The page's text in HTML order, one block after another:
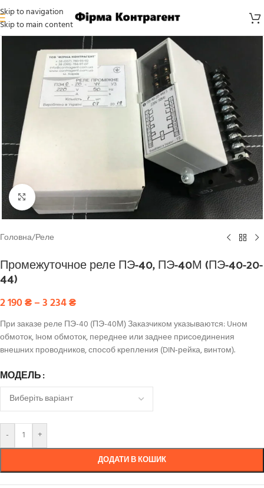
Skip to navigation
Skip to main content
Click to enlarge
Головна/Реле
Промежуточное реле ПЭ-40, ПЭ-40М (ПЭ-40-20-
44)
2 190₴–3 234₴
При заказе реле ПЭ-40 (ПЭ-40М) Заказчиком указываются: Uном
обмоток, Iном обмоток, переднее или заднее присоединения
внешних проводников, способ крепления (DIN‑рейка, винтом).
МОДЕЛЬ
- +
ДОДАТИ В КОШИК